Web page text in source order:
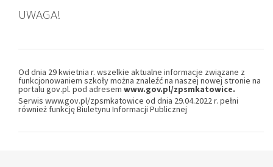
UWAGA!
Od dnia 29 kwietnia r. wszelkie aktualne informacje związane z
funkcjonowaniem szkoły można znaleźć na naszej nowej stronie na
portalu gov.pl. pod adresem www.gov.pl/zpsmkatowice.
Serwis www.gov.pl/zpsmkatowice od dnia 29.04.2022 r. pełni
również funkcję Biuletynu Informacji Publicznej